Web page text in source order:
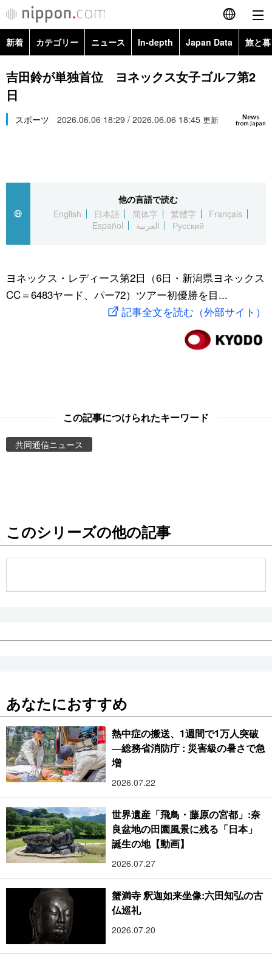
English
简体字
Русский
カテゴリー
経済・ビジネス
国際
文化
トップ
アーカイブ
In-depth
Japan Data
動画/Live
お知らせ
新着 カテゴリー ニュース In-depth Japan Data 旅と
政治・外交
経済・ビジネス
スポーツ・東京2020
Topics
吉田鈴が単独首位 ヨネックス女子ゴルフ第2
日
News
from Japan
スポーツ 2026.06.06 18:29 / 2026.06.06 18:45 更新
他の言語で読む
English
日本語 简体字 繁體字
Français
Español
العربية Русский
ヨネックス・レディース第2日（6日・新潟県ヨネックス
CC＝6483ヤード、パー72）ツアー初優勝を目...
記事全文を読む（外部サイト）
この記事につけられたキーワード
共同通信ニュース
このシリーズの他の記事
あなたにおすすめ
熱中症の搬送、1週間で1万人突破
―総務省消防庁 : 災害級の暑さで急
増
2026.07.22
世界遺産「飛鳥・藤原の宮都」:奈
良盆地の田園風景に残る「日本」
誕生の地【動画】
2026.07.27
蟹満寺 釈迦如来坐像:六田知弘の古
仏巡礼
2026.07.20